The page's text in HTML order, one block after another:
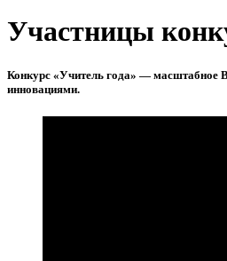
Участницы
Конкурс «Учитель года» — масштабное
инновациями.